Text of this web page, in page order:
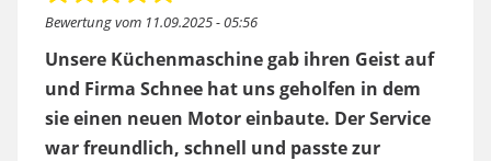
Bewertung vom 11.09.2025 - 05:56
Unsere Küchenmaschine gab ihren Geist auf
und Firma Schnee hat uns geholfen in dem
sie einen neuen Motor einbaute. Der Service
war freundlich, schnell und passte zur